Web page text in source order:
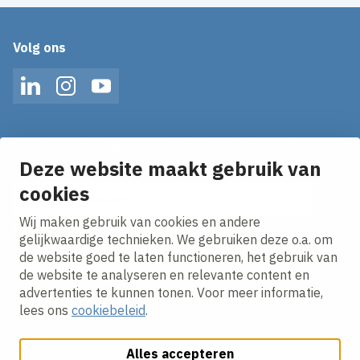
Deze website maakt gebruik van
cookies
Wij maken gebruik van cookies en andere
gelijkwaardige technieken. We gebruiken deze o.a. om
de website goed te laten functioneren, het gebruik van
de website te analyseren en relevante content en
advertenties te kunnen tonen. Voor meer informatie,
lees ons cookiebeleid.
Alles accepteren
Volg ons
LinkedInInstagramYouTube
Ontvang onze nieuws alerts in je mailbox!
E-mailadres
Ik ga akkoord met hetprivacy statement.
Cookies aanpassenCookie beleidPrivacy policy